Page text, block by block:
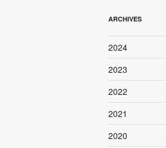
ARCHIVES
2024
2023
2022
2021
2020